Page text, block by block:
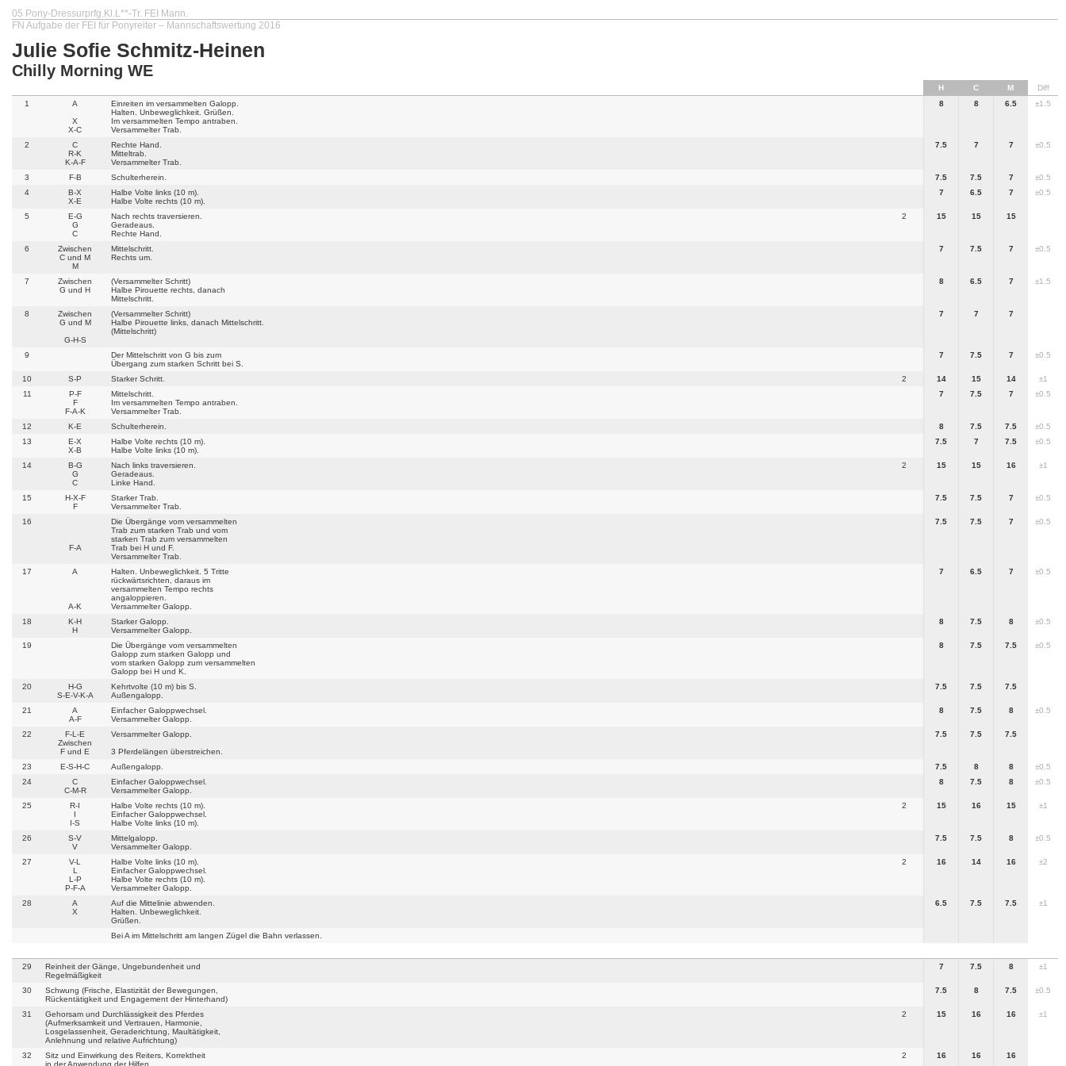
05 Pony-Dressurprfg.Kl.L**-Tr. FEI Mann.
FN Aufgabe der FEI für Ponyreiter – Mannschaftswertung 2016
Julie Sofie Schmitz-Heinen
Chilly Morning WE
H C M
Diff
1
A
X
X-C
Einreiten im versammelten Galopp.
Halten. Unbeweglichkeit. Grüßen.
Im versammelten Tempo antraben.
Versammelter Trab.
8 8 6.5 ±1.5
2
C
R-K
K-A-F
Rechte Hand.
Mitteltrab.
Versammelter Trab.
7.5 7 7 ±0.5
3 F-B Schulterherein. 7.5 7.5 7
±0.5
4
B-X
X-E
Halbe Volte links (10 m).
Halbe Volte rechts (10 m).
7 6.5 7 ±0.5
5
E-G
G
C
Nach rechts traversieren.
Geradeaus.
Rechte Hand.
2 15 15 15
6
Zwischen
C und M
M
Mittelschritt.
Rechts um.
7 7.5 7 ±0.5
7
Zwischen
G und H
(Versammelter Schritt)
Halbe Pirouette rechts, danach
Mittelschritt.
8 6.5 7 ±1.5
8
Zwischen
G und M
G-H-S
(Versammelter Schritt)
Halbe Pirouette links, danach Mittelschritt.
(Mittelschritt)
7 7 7
9
Der Mittelschritt von G bis zum
Übergang zum starken Schritt bei S.
7 7.5 7 ±0.5
10 S-P Starker Schritt. 2 14 15 14
±1
11
P-F
F
F-A-K
Mittelschritt.
Im versammelten Tempo antraben.
Versammelter Trab.
7 7.5 7 ±0.5
12 K-E Schulterherein. 8 7.5 7.5
±0.5
13
E-X
X-B
Halbe Volte rechts (10 m).
Halbe Volte links (10 m).
7.5 7 7.5 ±0.5
14
B-G
G
C
Nach links traversieren.
Geradeaus.
Linke Hand.
2 15 15 16 ±1
15
H-X-F
F
Starker Trab.
Versammelter Trab.
7.5 7.5 7 ±0.5
16
F-A
Die Übergänge vom versammelten
Trab zum starken Trab und vom
starken Trab zum versammelten
Trab bei H und F.
Versammelter Trab.
7.5 7.5 7 ±0.5
17 A
A-K
Halten. Unbeweglichkeit. 5 Tritte
rückwärtsrichten, daraus im
versammelten Tempo rechts
angaloppieren.
Versammelter Galopp.
7 6.5 7 ±0.5
18
K-H
H
Starker Galopp.
Versammelter Galopp.
8 7.5 8 ±0.5
19
Die Übergänge vom versammelten
Galopp zum starken Galopp und
vom starken Galopp zum versammelten
Galopp bei H und K.
8 7.5 7.5 ±0.5
20
H-G
S-E-V-K-A
Kehrtvolte (10 m) bis S.
Außengalopp.
7.5 7.5 7.5
21
A
A-F
Einfacher Galoppwechsel.
Versammelter Galopp.
8 7.5 8 ±0.5
22
F-L-E
Zwischen
F und E
Versammelter Galopp.
3 Pferdelängen überstreichen.
7.5 7.5 7.5
23 E-S-H-C Außengalopp. 7.5 8 8
±0.5
24
C
C-M-R
Einfacher Galoppwechsel.
Versammelter Galopp.
8 7.5 8 ±0.5
25
R-I
I
I-S
Halbe Volte rechts (10 m).
Einfacher Galoppwechsel.
Halbe Volte links (10 m).
2 15 16 15 ±1
26
S-V
V
Mittelgalopp.
Versammelter Galopp.
7.5 7.5 8 ±0.5
27
V-L
L
L-P
P-F-A
Halbe Volte links (10 m).
Einfacher Galoppwechsel.
Halbe Volte rechts (10 m).
Versammelter Galopp.
2 16 14 16 ±2
28
A
X
Auf die Mittelinie abwenden.
Halten. Unbeweglichkeit.
Grüßen.
6.5 7.5 7.5 ±1
Bei A im Mittelschritt am langen Zügel die Bahn verlassen.
29
Reinheit der Gänge, Ungebundenheit und
Regelmäßigkeit
7 7.5 8 ±1
30
Schwung (Frische, Elastizität der Bewegungen,
Rückentätigkeit und Engagement der Hinterhand)
7.5 8 7.5 ±0.5
31
Gehorsam und Durchlässigkeit des Pferdes
(Aufmerksamkeit und Vertrauen, Harmonie,
Losgelassenheit, Geraderichtung, Maultätigkeit,
Anlehnung und relative Aufrichtung)
2 15 16 16 ±1
32
Sitz und Einwirkung des Reiters, Korrektheit
in der Anwendung der Hilfen
2 16 16 16